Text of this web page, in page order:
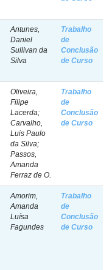
Antunes,
Daniel
Sullivan da
Silva
Trabalho
de
Conclusão
de Curso
Oliveira,
Filipe
Lacerda;
Carvalho,
Luis Paulo
da Silva;
Passos,
Amanda
Ferraz de O.
Trabalho
de
Conclusão
de Curso
Amorim,
Amanda
Luísa
Fagundes
Trabalho
de
Conclusão
de Curso